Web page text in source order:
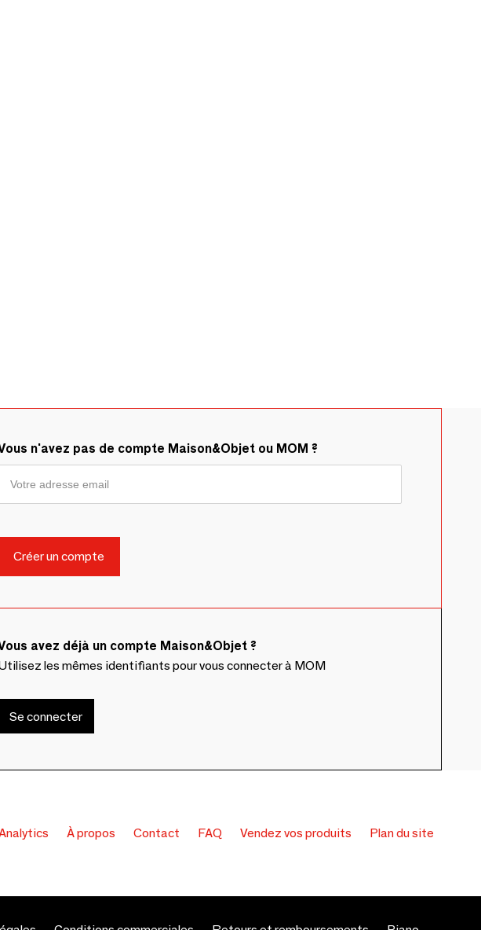
n'avez pas de compte Maison&Objet ou MOM ?
avez déjà un compte Maison&Objet ?
les mêmes identifiants pour vous connecter à MOM
Se connecter
À propos Contact FAQ Vendez vos produits Plan du site